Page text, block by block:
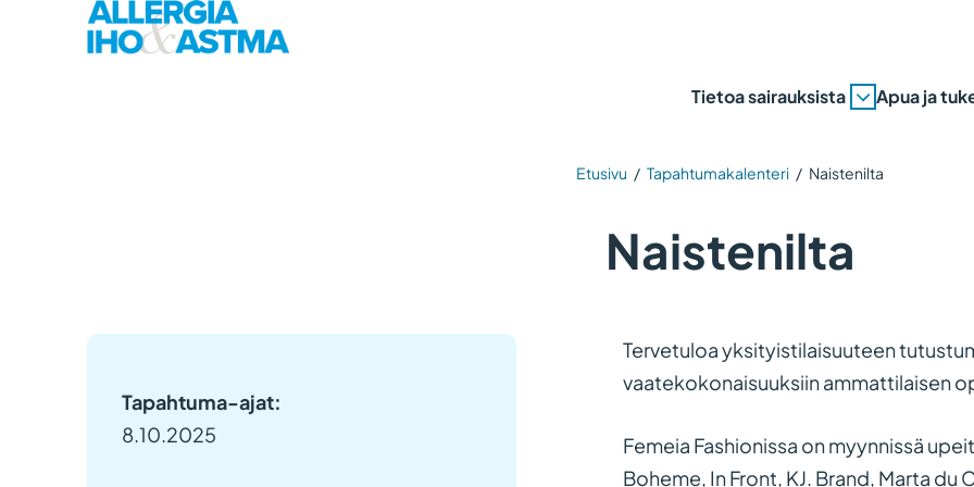
Tietoa sairauksista Apua ja
Etusivu / Tapahtumakalenteri / Naistenilta
Naistenilta
Tapahtuma-ajat:
8.10.2025
Tervetuloa yksityistilaisuuteen
vaatekokonaisuuksiin ammattilaisen
Femeia Fashionissa on myynnissä
Boheme, In Front, KJ. Brand, Marta du